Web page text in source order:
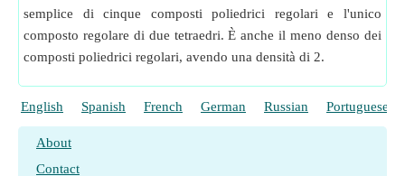
semplice di cinque composti poliedrici regolari e l'unico
composto regolare di due tetraedri. È anche il meno denso dei
composti poliedrici regolari, avendo una densità di 2.
English Spanish French German Russian Portuguese
About
Contact